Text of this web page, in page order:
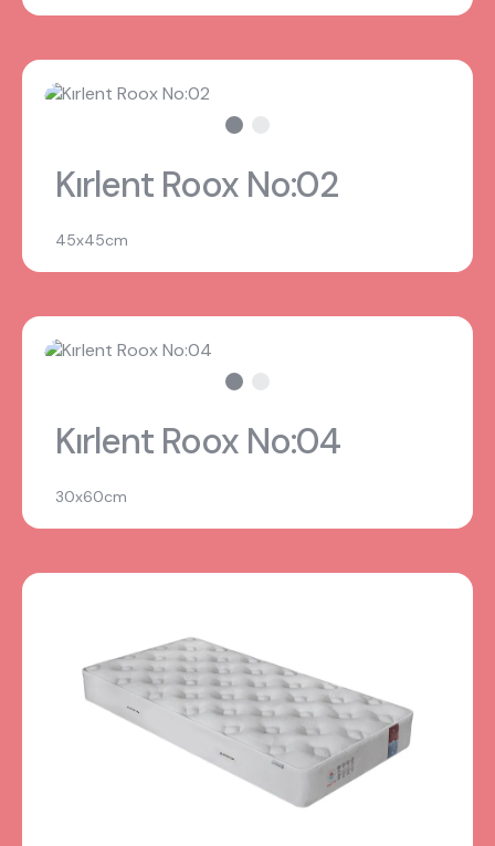
Kırlent Roox No:02
45x45cm
Kırlent Roox No:04
30x60cm